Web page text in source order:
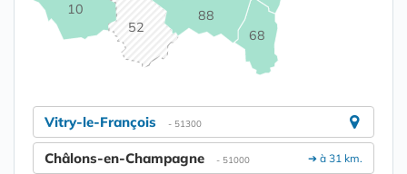
10
52
68
88
Vitry-le-François - 51300
➔ à 31 km.
Châlons-en-Champagne - 51000